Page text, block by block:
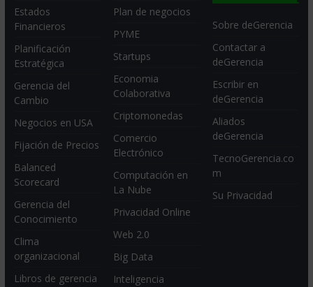
Estados
Financieros
Planificación
Estratégica
Gerencia del
Cambio
Negocios en USA
Fijación de Precios
Balanced
Scorecard
Gerencia del
Conocimiento
Clima
organizacional
Libros de gerencia
Plan de negocios
PYME
Startups
Economia
Colaborativa
Criptomonedas
Comercio
Electrónico
Computación en
La Nube
Privacidad Online
Web 2.0
Big Data
Inteligencia
Sobre deGerencia
Contactar a
deGerencia
Escribir en
deGerencia
Aliados
deGerencia
TecnoGerencia.co
m
Su Privacidad